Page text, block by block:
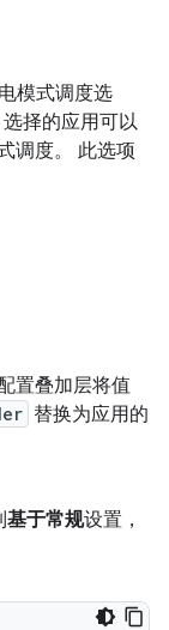
模式调度选
择的应用可以
调度。 此选项
置叠加层将值
替换为应用的
基于常规设置，